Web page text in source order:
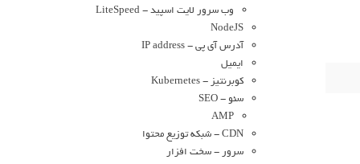
وب سرور لایت اسپید - LiteSpeed
NodeJS
آدرس آی پی - IP address
ایمیل
کوبرنتیز - Kubernetes
سئو - SEO
AMP
CDN - شبکه توزیع محتوا
سرور - سخت افزار